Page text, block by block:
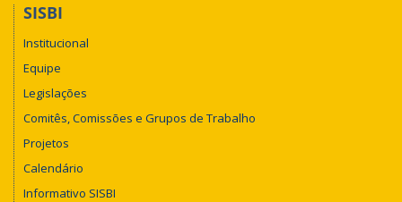
SISBI
Institucional
Equipe
Legislações
Comitês, Comissões e Grupos de Trabalho
Projetos
Calendário
Informativo SISBI